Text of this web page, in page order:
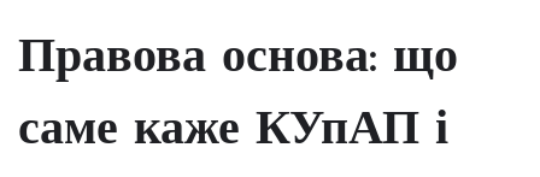
Правова основа: що
саме каже КУпАП і